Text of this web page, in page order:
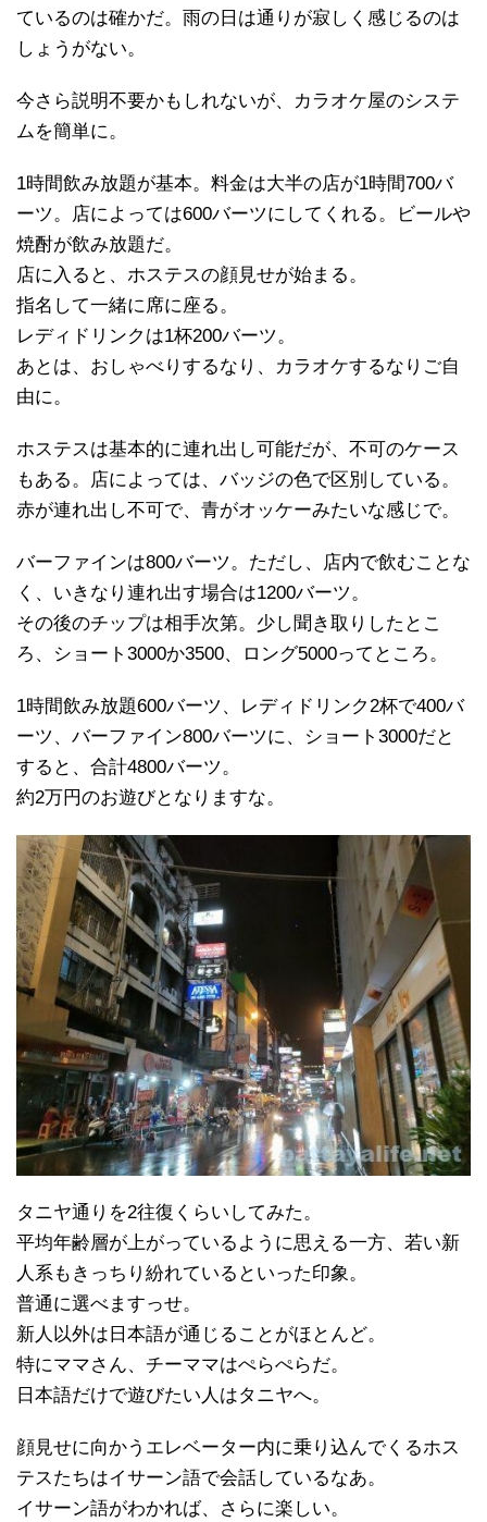
ているのは確かだ。雨の日は通りが寂しく感じるのは
しょうがない。
今さら説明不要かもしれないが、カラオケ屋のシステ
ムを簡単に。
1時間飲み放題が基本。料金は大半の店が1時間700バ
ーツ。店によっては600バーツにしてくれる。ビールや
焼酎が飲み放題だ。
店に入ると、ホステスの顔見せが始まる。
指名して一緒に席に座る。
レディドリンクは1杯200バーツ。
あとは、おしゃべりするなり、カラオケするなりご自
由に。
ホステスは基本的に連れ出し可能だが、不可のケース
もある。店によっては、バッジの色で区別している。
赤が連れ出し不可で、青がオッケーみたいな感じで。
バーファインは800バーツ。ただし、店内で飲むことな
く、いきなり連れ出す場合は1200バーツ。
その後のチップは相手次第。少し聞き取りしたとこ
ろ、ショート3000か3500、ロング5000ってところ。
1時間飲み放題600バーツ、レディドリンク2杯で400バ
ーツ、バーファイン800バーツに、ショート3000だと
すると、合計4800バーツ。
約2万円のお遊びとなりますな。
タニヤ通りを2往復くらいしてみた。
平均年齢層が上がっているように思える一方、若い新
人系もきっちり紛れているといった印象。
普通に選べますっせ。
新人以外は日本語が通じることがほとんど。
特にママさん、チーママはぺらぺらだ。
日本語だけで遊びたい人はタニヤへ。
顔見せに向かうエレベーター内に乗り込んでくるホス
テスたちはイサーン語で会話しているなあ。
イサーン語がわかれば、さらに楽しい。